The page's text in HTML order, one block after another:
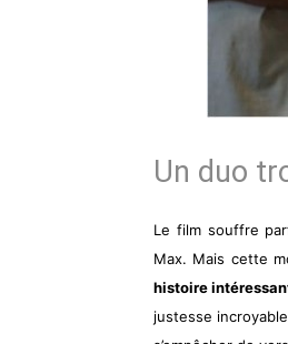
Un duo
Le film souffre
Max. Mais cette
histoire
justesse